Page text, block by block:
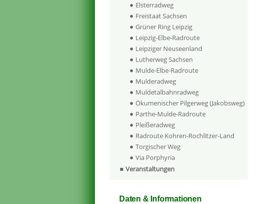
Elsterradweg
Freistaat Sachsen
Grüner Ring Leipzig
Leipzig-Elbe-Radroute
Leipziger Neuseenland
Lutherweg Sachsen
Mulde-Elbe-Radroute
Mulderadweg
Muldetalbahnradweg
Ökumenischer Pilgerweg (Jakobsweg)
Parthe-Mulde-Radroute
Pleißeradweg
Radroute Kohren-Rochlitzer-Land
Torgischer Weg
Via Porphyria
Veranstaltungen
Daten & Informationen